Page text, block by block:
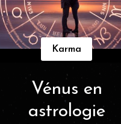
Karma
Vénus en
astrologie